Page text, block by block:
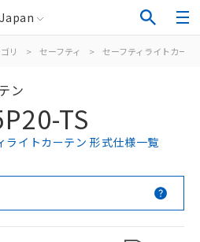
Japan
リ > セーフティ > セーフティライトカー
ン
TS
ライトカーテン 形式仕様一覧